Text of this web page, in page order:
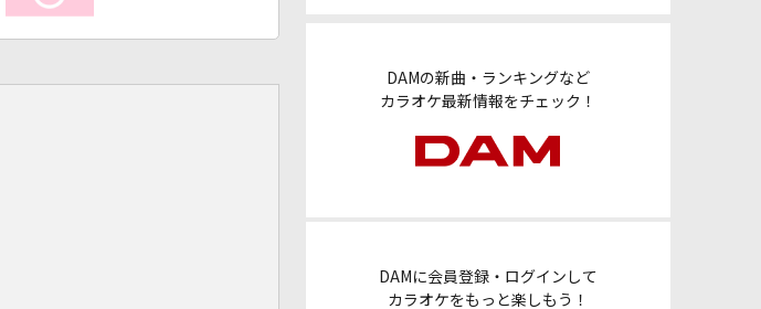
DAMの新曲・ランキングなど
カラオケ最新情報をチェック！
DAMに会員登録・ログインして
カラオケをもっと楽しもう！